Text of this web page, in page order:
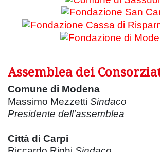
Assemblea dei
Comune di Modena
Massimo Mezzetti Sindaco
Presidente dell'assemblea
Città di Carpi